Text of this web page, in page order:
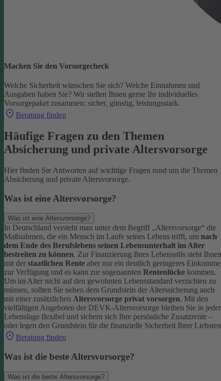
Machen Sie den Vorsorgecheck
Welche Sicherheit wünschen Sie sich? Welche Einnahmen und
Ausgaben haben Sie? Wir stellen Ihnen gerne Ihr individuelles
Vorsorgepaket zusammen: sicher, günstig, leistungsstark.
Beratung finden
Häufige Fragen zu den Themen
Absicherung und private Altersvorsorge
Hier finden Sie Antworten auf wichtige Fragen rund um die Themen
Absicherung und private Altersvorsorge.
Was ist eine Altersvorsorge?
Was ist eine Altersvorsorge?
In Deutschland versteht man unter dem Begriff „Altersvorsorge“ die
Maßnahmen, die ein Mensch im Laufe seines Lebens trifft, um nach
dem Ende des Berufslebens seinen Lebensunterhalt im Alter
bestreiten zu können. Zur Finanzierung Ihres Lebensstils steht Ihnen
mit der staatlichen Rente aber nur ein deutlich geringeres
zur Verfügung und es kann zur sogenannten Rentenlücke kommen.
Um im Alter nicht auf den gewohnten Lebensstandard verzichten zu
müssen, sollten Sie neben dem Grundstein der Alterssicherung auch
mit einer zusätzlichen Altersvorsorge privat vorsorgen. Mit den
vielfältigen Angeboten der DEVK-Altersvorsorge bleiben Sie in jeder
Lebenslage flexibel und sichern sich Ihre persönliche Zusatzrente –
oder legen den Grundstein für die finanzielle Sicherheit Ihrer
Beratung finden
Was ist die beste Altersvorsorge?
Was ist die beste Altersvorsorge?